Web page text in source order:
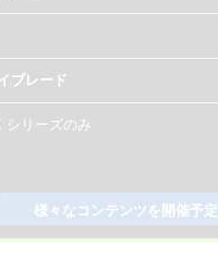
ブレード
シリーズのみ
様々なコンテンツを開催予定